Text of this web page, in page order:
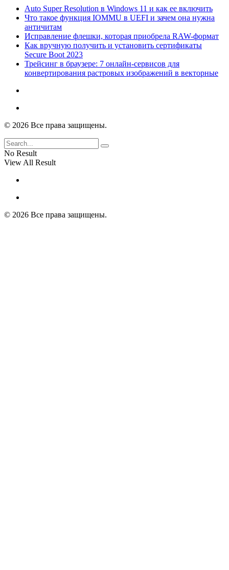
Auto Super Resolution в Windows 11 и как ее включить
Что такое функция IOMMU в UEFI и зачем она нужна
античитам
Исправление флешки, которая приобрела RAW-формат
Как вручную получить и установить сертификаты
Secure Boot 2023
Трейсинг в браузере: 7 онлайн-сервисов для
конвертирования растровых изображений в векторные
© 2026 Все права защищены.
No Result
View All Result
© 2026 Все права защищены.